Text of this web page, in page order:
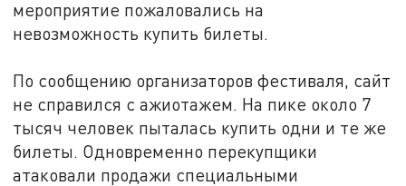
мероприятие пожаловались на
невозможность купить билеты.
По сообщению организаторов фестиваля, сайт
не справился с ажиотажем. На пике около 7
тысяч человек пыталась купить одни и те же
билеты. Одновременно перекупщики
атаковали продажи специальными